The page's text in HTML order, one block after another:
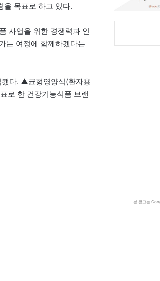
을 목표로 하고 있다.
사업을 위한 경쟁력과 인
는 여정에 함께하겠다는
됐다. ▲균형영양식(환자용
로 한 건강기능식품 브랜
본 광고는